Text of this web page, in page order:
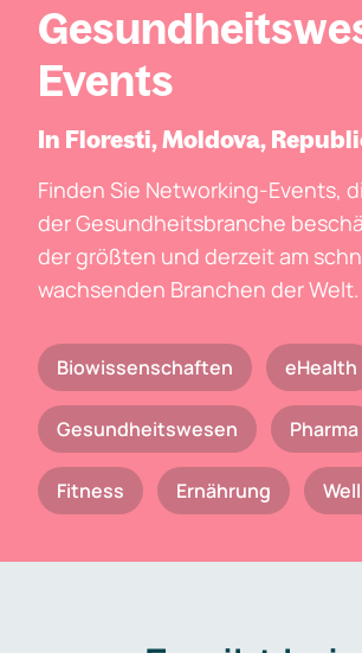
Events
In Floresti, Moldova,
Finden Sie Networking-Events,
der Gesundheitsbranche
der größten und derzeit am
wachsenden Branchen der Welt.
Biowissenschaften eHealth
Gesundheitswesen Pharma
Fitness Ernährung